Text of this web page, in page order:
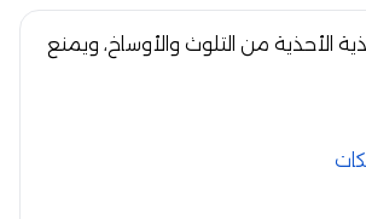
الأحذية من التلوث والأوساخ، ويمنع